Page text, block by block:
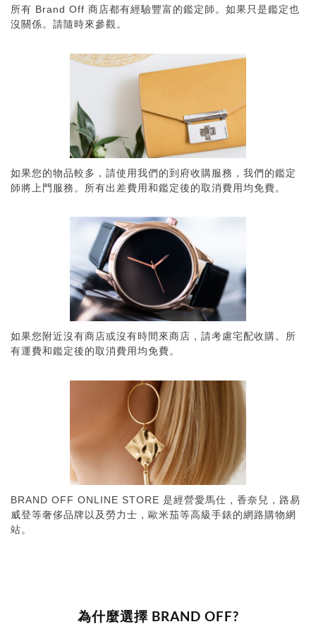
所有 Brand Off 商店都有經驗豐富的鑑定師。如果只是鑑定也
沒關係。請隨時來參觀。
如果您的物品較多，請使用我們的到府收購服務，我們的鑑定
師將上門服務。所有出差費用和鑑定後的取消費用均免費。
如果您附近沒有商店或沒有時間來商店，請考慮宅配收購。所
有運費和鑑定後的取消費用均免費。
BRAND OFF ONLINE STORE 是經營愛馬仕，香奈兒，路易
威登等奢侈品牌以及勞力士，歐米茄等高級手錶的網路購物網
站。
為什麼選擇 BRAND OFF?